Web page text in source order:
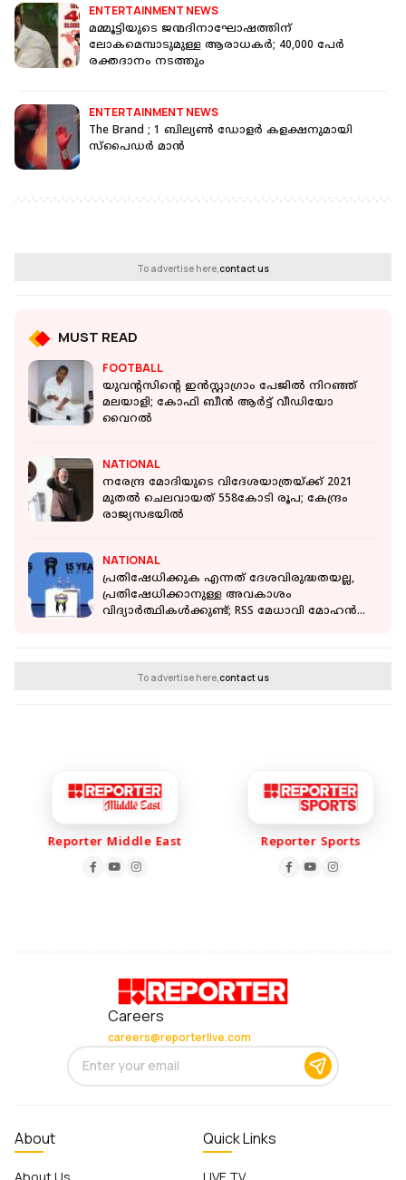
ENTERTAINMENT NEWS
മമ്മൂട്ടിയുടെ ജന്മദിനാഘോഷത്തിന്
ലോകമെമ്പാടുമുള്ള ആരാധകര്‍; 40,000 പേര്‍
രക്തദാനം നടത്തും
ENTERTAINMENT NEWS
The Brand ; 1 ബില്യൺ ഡോളർ കളക്ഷനുമായി
സ്‌പൈഡർ മാൻ
To advertise here,contact us
MUST READ
FOOTBALL
യുവന്റസിന്റെ ഇൻസ്റ്റാഗ്രാം പേജില്‍ നിറഞ്ഞ്
മലയാളി; കോഫി ബീൻ ആർട്ട് വീഡിയോ
വൈറൽ
NATIONAL
നരേന്ദ്ര മോദിയുടെ വിദേശയാത്രയ്ക്ക് 2021
മുതല്‍ ചെലവായത് 558കോടി രൂപ; കേന്ദ്രം
രാജ്യസഭയില്‍
NATIONAL
പ്രതിഷേധിക്കുക എന്നത് ദേശവിരുദ്ധതയല്ല,
പ്രതിഷേധിക്കാനുള്ള അവകാശം
വിദ്യാർത്ഥികൾക്കുണ്ട്; RSS മേധാവി മോഹൻ
To advertise here,contact us
Reporter Middle East Reporter Sports
Careers
careers@reporterlive.com
About Quick Links